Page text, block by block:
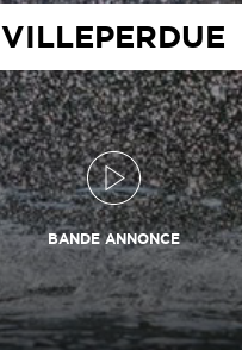
VILLEPERDUE
BANDE ANNONCE